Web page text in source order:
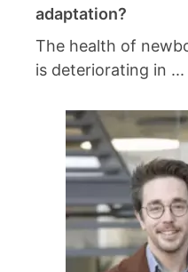
adaptation?
The health of
is deteriorating in ...